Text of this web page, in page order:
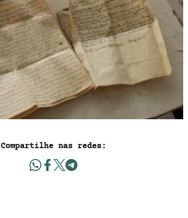
Compartilhe nas redes: